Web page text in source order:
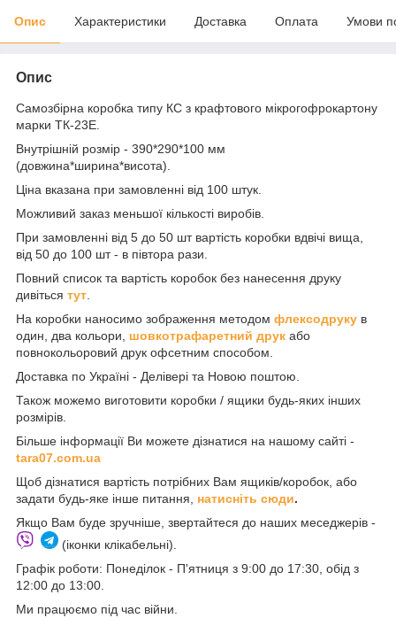
Опис Характеристики Доставка Оплата Умови
Опис
Самозбірна коробка типу КС з крафтового мікрогофрокартону
марки ТК-23Е.
Внутрішній розмір - 390*290*100 мм
(довжина*ширина*висота).
Ціна вказана при замовленні від 100 штук.
Можливий заказ меньшої кількості виробів.
При замовленні від 5 до 50 шт вартість коробки вдвічі вища,
від 50 до 100 шт - в півтора рази.
Повний список та вартість коробок без нанесення друку
дивіться тут
На коробки наносимо зображення методом флексодруку в
один, два кольори, шовкотрафаретний друк або
повнокольоровий друк офсетним способом.
Доставка по Україні - Делівері та Новою поштою.
Також можемо виготовити коробки / ящики будь-яких інших
розмірів.
Більше інформації Ви можете дізнатися на нашому сайті -
tara07.com.ua
Щоб дізнатися вартість потрібних Вам ящиків/коробок, або
задати будь-яке інше питання, натисніть сюди.
Якщо Вам буде зручніше, звертайтеся до наших меседжерів -
(іконки клікабельні).
Графік роботи: Понеділок - П'ятниця з 9:00 до 17:30, обід з
12:00 до 13:00.
Ми працюємо під час війни.